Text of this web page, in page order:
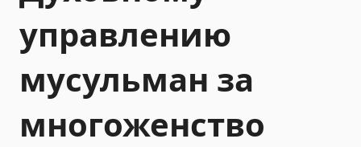
управлению
мусульман за
многоженство